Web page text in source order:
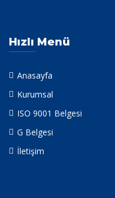
Hızlı Menü
Anasayfa
Kurumsal
ISO 9001 Belgesi
G Belgesi
İletişim